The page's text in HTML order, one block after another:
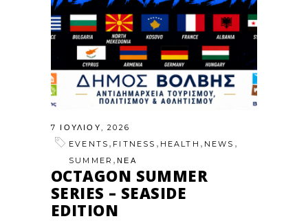
7 ΙΟΥΛΊΟΥ, 2026
EVENTS , FITNESS , HEALTH , NEWS ,
SUMMER ,ΝΕΑ
OCTAGON SUMMER
SERIES – SEASIDE
EDITION